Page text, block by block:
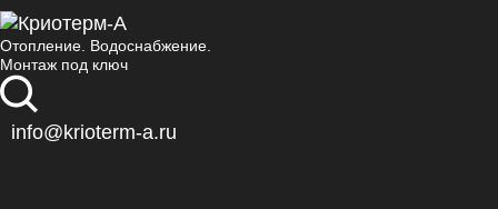
Отопление. Водоснабжение.
Монтаж под ключ
info@krioterm-a.ru